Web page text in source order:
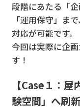
段階にあたる「
「運用保守」ま
対応が可能です。
今回は実際に企
す！
【Case１：
験空間」へ刷新